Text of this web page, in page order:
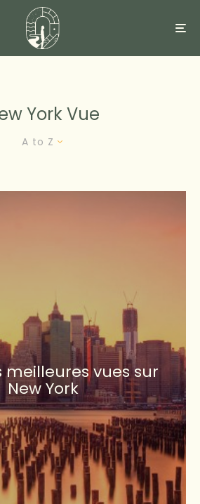
York Vue
A to Z
meilleures vues sur
New York